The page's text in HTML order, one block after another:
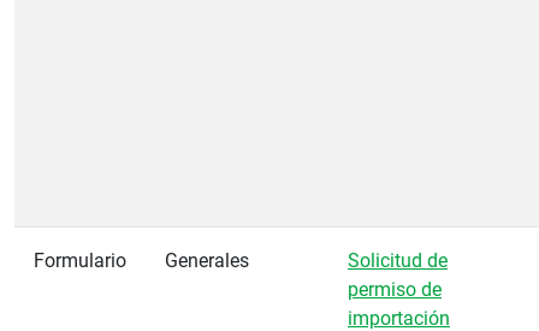
Formulario Generales
Solicitud de
permiso de
importación